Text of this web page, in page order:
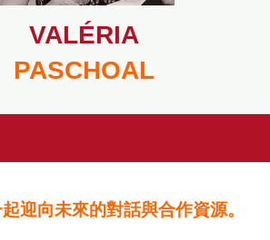
VALÉRIA
PASCHOAL
迎向未來的對話與合作資源。